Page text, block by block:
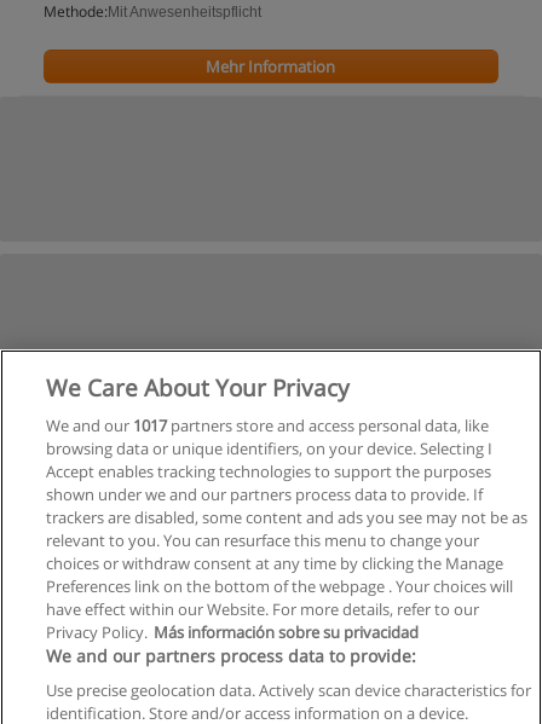
Methode: Mit Anwesenheitspflicht
Mehr Information
Allgemeinen geschäftsbedingungen
Datenschutzpolitik
We Care About Your Privacy
We and our 1017partners store and access personal data, like
browsing data or unique identifiers, on your device. Selecting I
Accept enables tracking technologies to support the purposes
shown under we and our partners process data to provide. If
trackers are disabled, some content and ads you see may not be as
relevant to you. You can resurface this menu to change your
choices or withdraw consent at any time by clicking the Manage
Preferences link on the bottom of the webpage . Your choices will
have effect within our Website. For more details, refer to our
Privacy Policy. Más información sobre su privacidad
We and our partners process data to provide:
Use precise geolocation data. Actively scan device characteristics for
identification. Store and/or access information on a device.